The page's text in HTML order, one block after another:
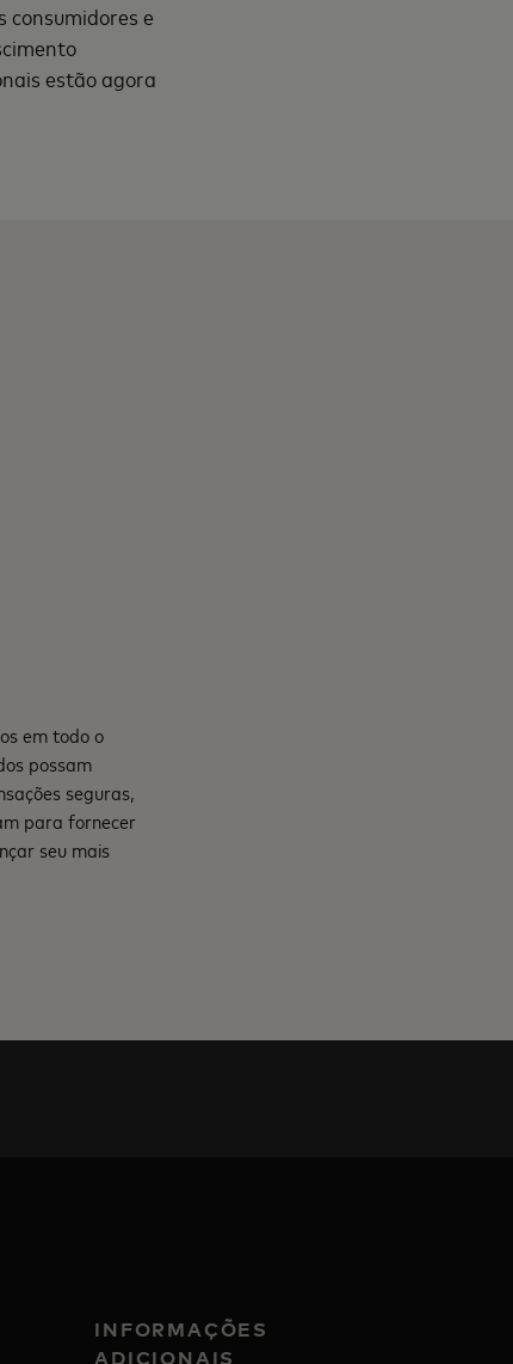
e
estão agora
em todo o
possam
seguras,
para fornecer
seu mais
INFORMAÇÕES
ADICIONAIS